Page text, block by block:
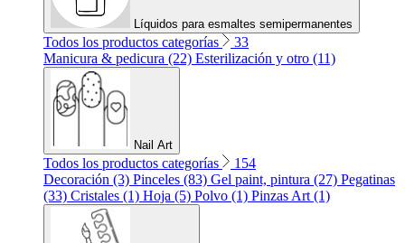
Líquidos para esmaltes semipermanentes
Todos los productos categorías
33
Manicura & pedicura (22) Esterilización y otro (11)
Nail Art
Todos los productos categorías
154
Decoración (3) Pinceles (83) Gel paint, pintura (27) Pegatinas
(33) Cristales (1) Hoja (5) Polvo (1) Pinzas Art (1)